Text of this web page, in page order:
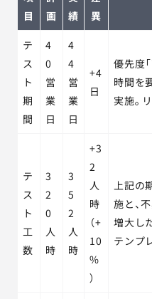
目
画
績
異
テ
ス
ト
期
間
4
0
営
業
日
4
4
営
業
日
+4
日
優先度
時間を
実施。
テ
ス
ト
工
数
3
2
0
人
時
3
5
2
人
時
+3
2
人
時
（+
10
%
）
上記の
施と、
増大し
テンプ